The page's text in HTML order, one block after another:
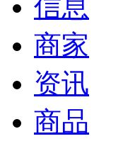
信息
商家
资讯
商品